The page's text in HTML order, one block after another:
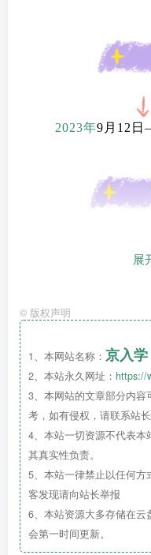
2023年9月12日
1.房产所有人为
2.房产所有人为
与祖父母户口同在该
3.房产所有人为
人与外祖父母户口同
1.请家长扫二维码
信息不会外泄，请放
2.填写报名表截
展
© 版权声明
1、本网站名称： 京入学
2、本站永久网址： https://
3、本网站的文章部分内
考，如有侵权，请联系站
4、本站一切资源不代表
其真实性负责。
5、本站一律禁止以任何
客发现请向站长举报
6、本站资源大多存储在
会第一时间更新。